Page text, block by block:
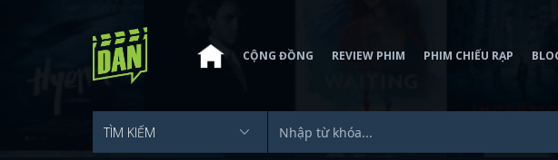
CỘNG ĐỒNG REVIEW PHIM PHIM CHIẾU RẠP